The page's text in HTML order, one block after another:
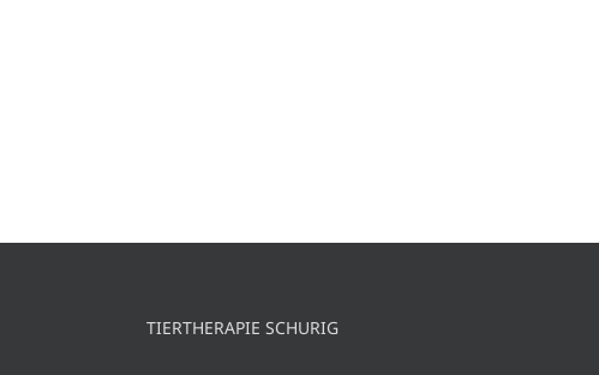
TIERTHERAPIE SCHURIG